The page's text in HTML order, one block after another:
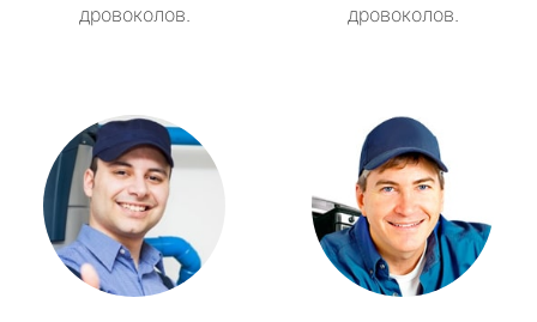
дровоколов.
дровоколов.